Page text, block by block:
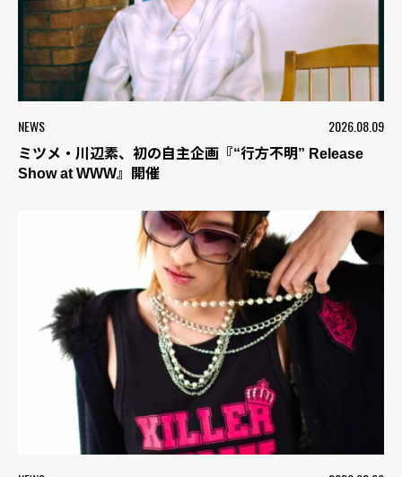
NEWS 2026.08.09
ミツメ・川辺素、初の自主企画『“行方不明” Release
Show at WWW』開催